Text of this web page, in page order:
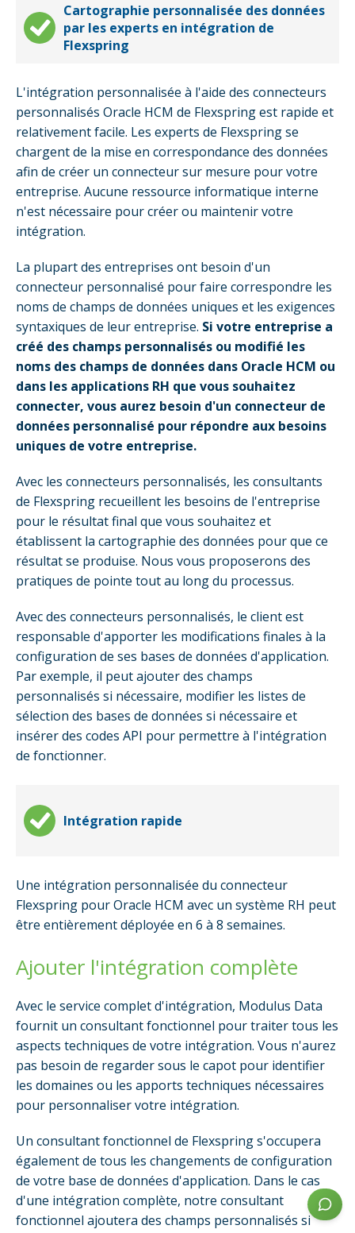
Cartographie personnalisée des données
par les experts en intégration de
Flexspring
L'intégration personnalisée à l'aide des connecteurs
personnalisés Oracle HCM de Flexspring est rapide et
relativement facile. Les experts de Flexspring se
chargent de la mise en correspondance des données
afin de créer un connecteur sur mesure pour votre
entreprise. Aucune ressource informatique interne
n'est nécessaire pour créer ou maintenir votre
intégration.
La plupart des entreprises ont besoin d'un
connecteur personnalisé pour faire correspondre les
noms de champs de données uniques et les exigences
syntaxiques de leur entreprise. Si votre entreprise a
créé des champs personnalisés ou modifié les
noms des champs de données dans Oracle HCM ou
dans les applications RH que vous souhaitez
connecter, vous aurez besoin d'un connecteur de
données personnalisé pour répondre aux besoins
uniques de votre entreprise.
Avec les connecteurs personnalisés, les consultants
de Flexspring recueillent les besoins de l'entreprise
pour le résultat final que vous souhaitez et
établissent la cartographie des données pour que ce
résultat se produise. Nous vous proposerons des
pratiques de pointe tout au long du processus.
Avec des connecteurs personnalisés, le client est
responsable d'apporter les modifications finales à la
configuration de ses bases de données d'application.
Par exemple, il peut ajouter des champs
personnalisés si nécessaire, modifier les listes de
sélection des bases de données si nécessaire et
insérer des codes API pour permettre à l'intégration
de fonctionner.
Intégration rapide
Une intégration personnalisée du connecteur
Flexspring pour Oracle HCM avec un système RH peut
être entièrement déployée en 6 à 8 semaines.
Ajouter l'intégration complète
Avec le service complet d'intégration, Modulus Data
fournit un consultant fonctionnel pour traiter tous les
aspects techniques de votre intégration. Vous n'aurez
pas besoin de regarder sous le capot pour identifier
les domaines ou les apports techniques nécessaires
pour personnaliser votre intégration.
Un consultant fonctionnel de Flexspring s'occupera
également de tous les changements de configuration
de votre base de données d'application. Dans le cas
d'une intégration complète, notre consultant
fonctionnel ajoutera des champs personnalisés si